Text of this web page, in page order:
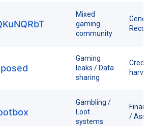
Mixed
gaming
community
Gaming
leaks / Data
sharing
Gambling /
Loot
systems
/